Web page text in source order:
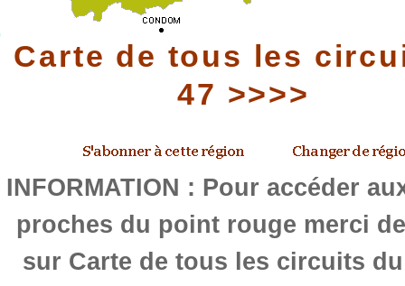
Carte de tous les
47 >>>>
INFORMATION : Pour accéder
proches du point rouge merci
sur Carte de tous les circuits du